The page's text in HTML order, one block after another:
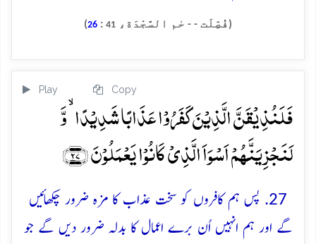
(فُصِّلَت - - حٰم السَّجْدَة، 41
:
26
)
Play Copy
فَلَنُذِیۡقَنَّ الَّذِیۡنَ کَفَرُوۡا عَذَابًا شَدِیۡدًا ۙ وَّ
لَنَجۡزِیَنَّہُمۡ اَسۡوَاَ الَّذِیۡ کَانُوۡا یَعۡمَلُوۡنَ ﴿۲۷﴾
27. پس ہم کافروں کو سخت عذاب کا مزہ ضرور چکھائیں
گے اور ہم انہیں اُن برے اعمال کا بدلہ ضرور دیں گے جو